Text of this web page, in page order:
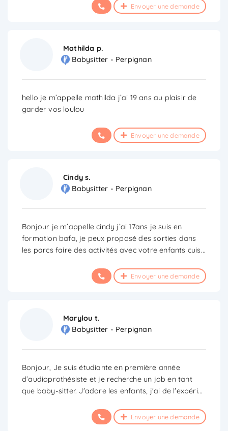
Envoyer une demande
Mathilda p.
Babysitter - Perpignan
hello je m’appelle mathilda j’ai 19 ans au plaisir de
garder vos loulou
Envoyer une demande
Cindy s.
Babysitter - Perpignan
Bonjour je m’appelle cindy j’ai 17ans je suis en
formation bafa, je peux proposé des sorties dans
les parcs faire des activités avec votre enfants cuis...
Envoyer une demande
Marylou t.
Babysitter - Perpignan
Bonjour, Je suis étudiante en première année
d’audioprothésiste et je recherche un job en tant
que baby-sitter. J'adore les enfants, j'ai de l'expéri...
Envoyer une demande